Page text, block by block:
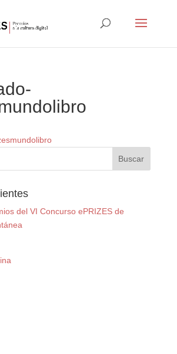
del VI Concurso ePRIZES de